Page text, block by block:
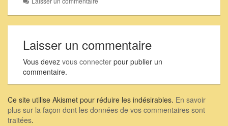
Laisser un commentaire
Vous devez vous connecter pour publier un
commentaire.
Ce site utilise Akismet pour réduire les indésirables. En savoir
plus sur la façon dont les données de vos commentaires sont
traitées.